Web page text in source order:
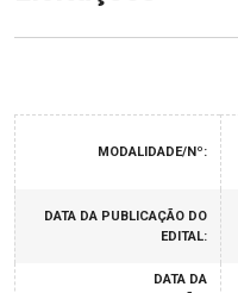
MODALIDADE/Nº:
DATA DA PUBLICAÇÃO DO
EDITAL:
DATA DA